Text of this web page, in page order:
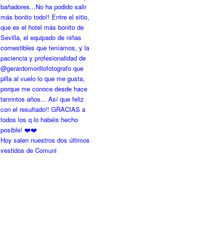
Hoy salen nuestros dos últimos
vestidos de Comuni